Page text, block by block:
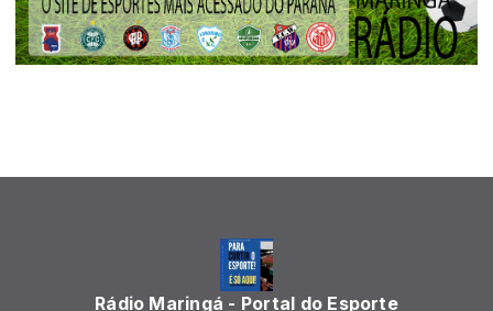
Rádio Maringá - Portal do Esporte